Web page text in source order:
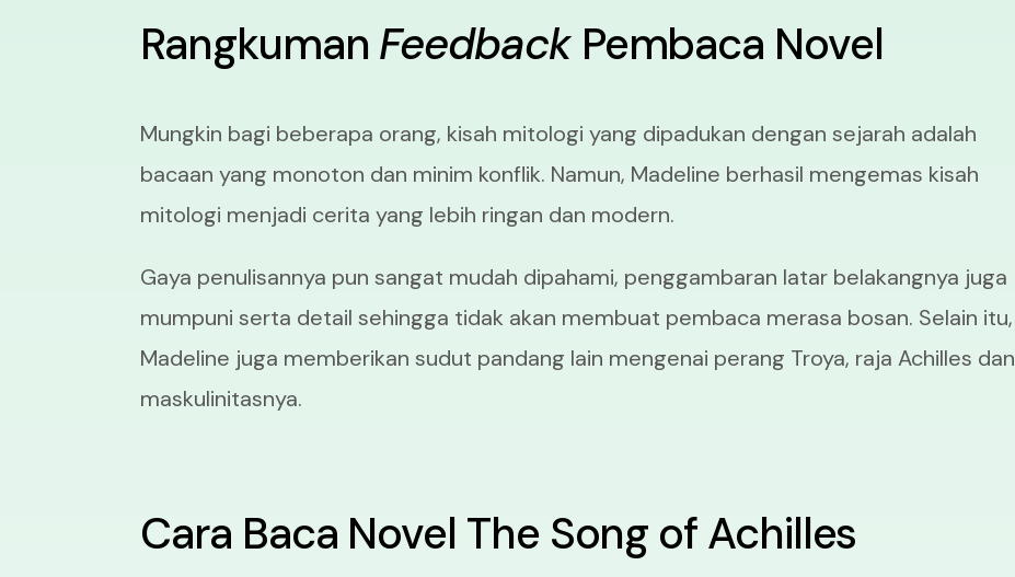
Rangkuman Feedback Pembaca Novel
Mungkin bagi beberapa orang, kisah mitologi yang dipadukan dengan sejarah adalah
bacaan yang monoton dan minim konflik. Namun, Madeline berhasil mengemas kisah
mitologi menjadi cerita yang lebih ringan dan modern.
Gaya penulisannya pun sangat mudah dipahami, penggambaran latar belakangnya juga
mumpuni serta detail sehingga tidak akan membuat pembaca merasa bosan. Selain itu,
Madeline juga memberikan sudut pandang lain mengenai perang Troya, raja Achilles dan
maskulinitasnya.
Cara Baca Novel The Song of Achilles